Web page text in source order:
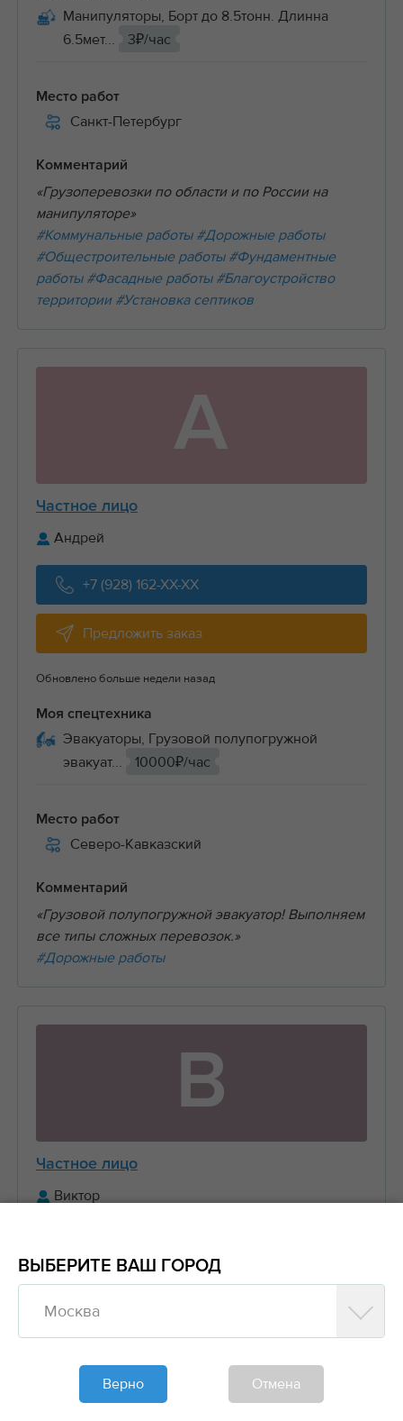
Манипуляторы, Борт до 8.5тонн. Длинна
6.5мет...
3₽/час
Место работ
Санкт-Петербург
Комментарий
«Грузоперевозки по области и по России на
манипуляторе»
#Коммунальные работы #Дорожные работы
#Общестроительные работы #Фундаментные
работы #Фасадные работы #Благоустройство
территории #Установка септиков
А
Частное лицо
Андрей
+7 (928) 162-XX-XX
Предложить заказ
Обновлено больше недели назад
Моя спецтехника
Эвакуаторы, Грузовой полупогружной
эвакуат...
10000₽/час
Место работ
Северо-Кавказский
Комментарий
«Грузовой полупогружной эвакуатор! Выполняем
все типы сложных перевозок.»
#Дорожные работы
В
Частное лицо
Виктор
Обновлено больше недели назад
Моя спецтехника
Манипуляторы, Стрела 3 тонны Борт 5 тонн
ВЫБЕРИТЕ ВАШ ГОРОД
Москва
Верно Отмена